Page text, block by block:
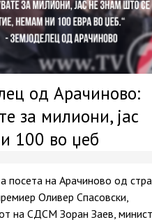
од Арачиново:
за милиони, јас
100 во џеб
посета на Арачиново од
Оливер Спасовски,
на СДСМ Зоран Заев,